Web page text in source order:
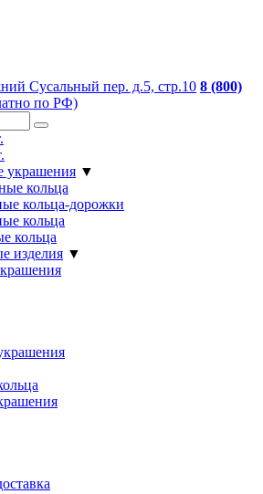
Сусальный пер. д.5, стр.10 8 (800)
по РФ)
украшения ▼
кольца
кольца-дорожки
кольца
кольца
изделия ▼